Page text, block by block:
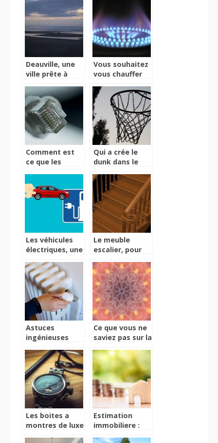
offrent pour
soigner les
douleurs du
corps ?
normes de
sécurité
Deauville, une
ville prête à
événements
durant toute
l’année
Vous souhaitez
vous chauffer
Jettez un coup
d’œil à ce
réchaud
innovant
Comment est
ce que les
influent sur
l’utilisation de
l’Internet ?
Qui a crée le
dunk dans le
Les véhicules
électriques, une
bénéfique
Le meuble
escalier, pour
originale
Astuces
ingénieuses
un radiateur et
embellir votre
espace
Ce que vous ne
saviez pas sur la
Mandala
Les boites a
montres de luxe
Estimation
immobiliere :